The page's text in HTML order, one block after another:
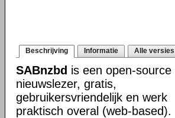
Beschrijving Informatie Alle versies
SABnzbd is een open-source
nieuwslezer, gratis,
gebruikersvriendelijk en werk
praktisch overal (web-based).